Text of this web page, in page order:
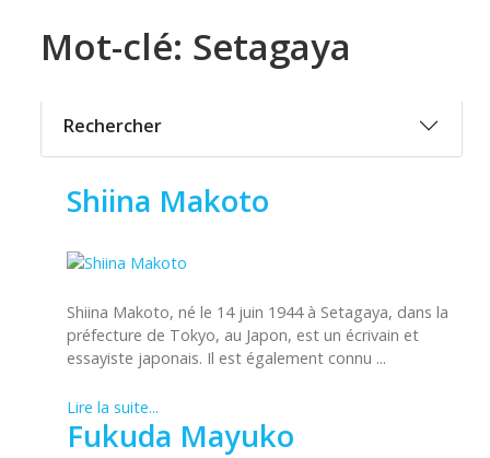
Mot-clé: Setagaya
Rechercher
Shiina Makoto
Shiina Makoto, né le 14 juin 1944 à Setagaya, dans la
préfecture de Tokyo, au Japon, est un écrivain et
essayiste japonais. Il est également connu ...
Lire la suite...
Fukuda Mayuko